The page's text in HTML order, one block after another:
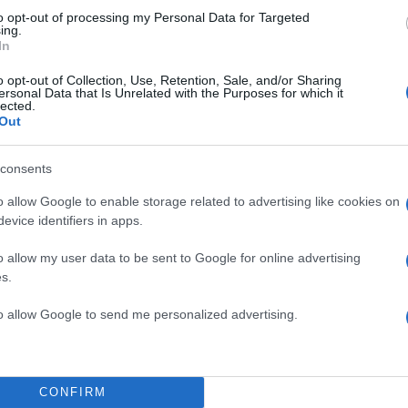
opt-out of processing my Personal Data for Targeted
opt-out of Collection, Use, Retention, Sale, and/or Sharing
Data that Is Unrelated with the Purposes for which it
allow Google to enable storage related to advertising like cookies on
identifiers in apps.
allow my user data to be sent to Google for online advertising
allow Google to send me personalized advertising.
CONFIRM
και η Σμαράγδα Καρύδη χώρισαν μετά από 23
Παλλάς, στην οποία ο Θοδωρής Αθερίδης